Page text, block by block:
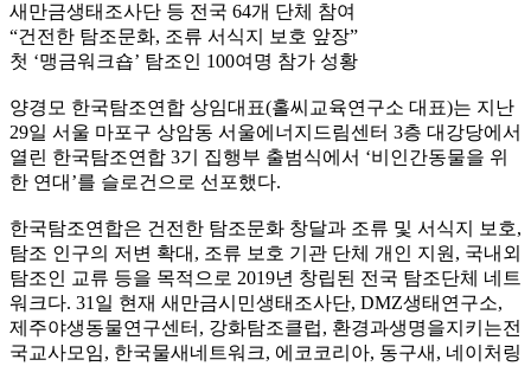
새만금생태조사단 등 전국 64개 단체 참여
“건전한 탐조문화, 조류 서식지 보호 앞장”
첫 ‘맹금워크숍’ 탐조인 100여명 참가 성황
양경모 한국탐조연합 상임대표(홀씨교육연구소 대표)는 지난
29일 서울 마포구 상암동 서울에너지드림센터 3층 대강당에서
열린 한국탐조연합 3기 집행부 출범식에서 ‘비인간동물을 위
한 연대’를 슬로건으로 선포했다.
한국탐조연합은 건전한 탐조문화 창달과 조류 및 서식지 보호,
탐조 인구의 저변 확대, 조류 보호 기관 단체 개인 지원, 국내외
탐조인 교류 등을 목적으로 2019년 창립된 전국 탐조단체 네트
워크다. 31일 현재 새만금시민생태조사단, DMZ생태연구소,
제주야생동물연구센터, 강화탐조클럽, 환경과생명을지키는전
국교사모임, 한국물새네트워크, 에코코리아, 동구새, 네이처링